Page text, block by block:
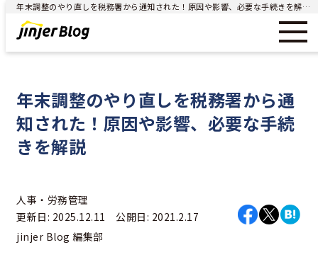
年末調整のやり直しを税務署から通知された！原因や影響、必要な手続きを解説 - ジンジャー（jinjer）｜統合型人事システム
年末調整のやり直しを税務署から通
知された！原因や影響、必要な手続
きを解説
人事・労務管理
更新日: 2025.12.11 公開日: 2021.2.17
jinjer Blog 編集部